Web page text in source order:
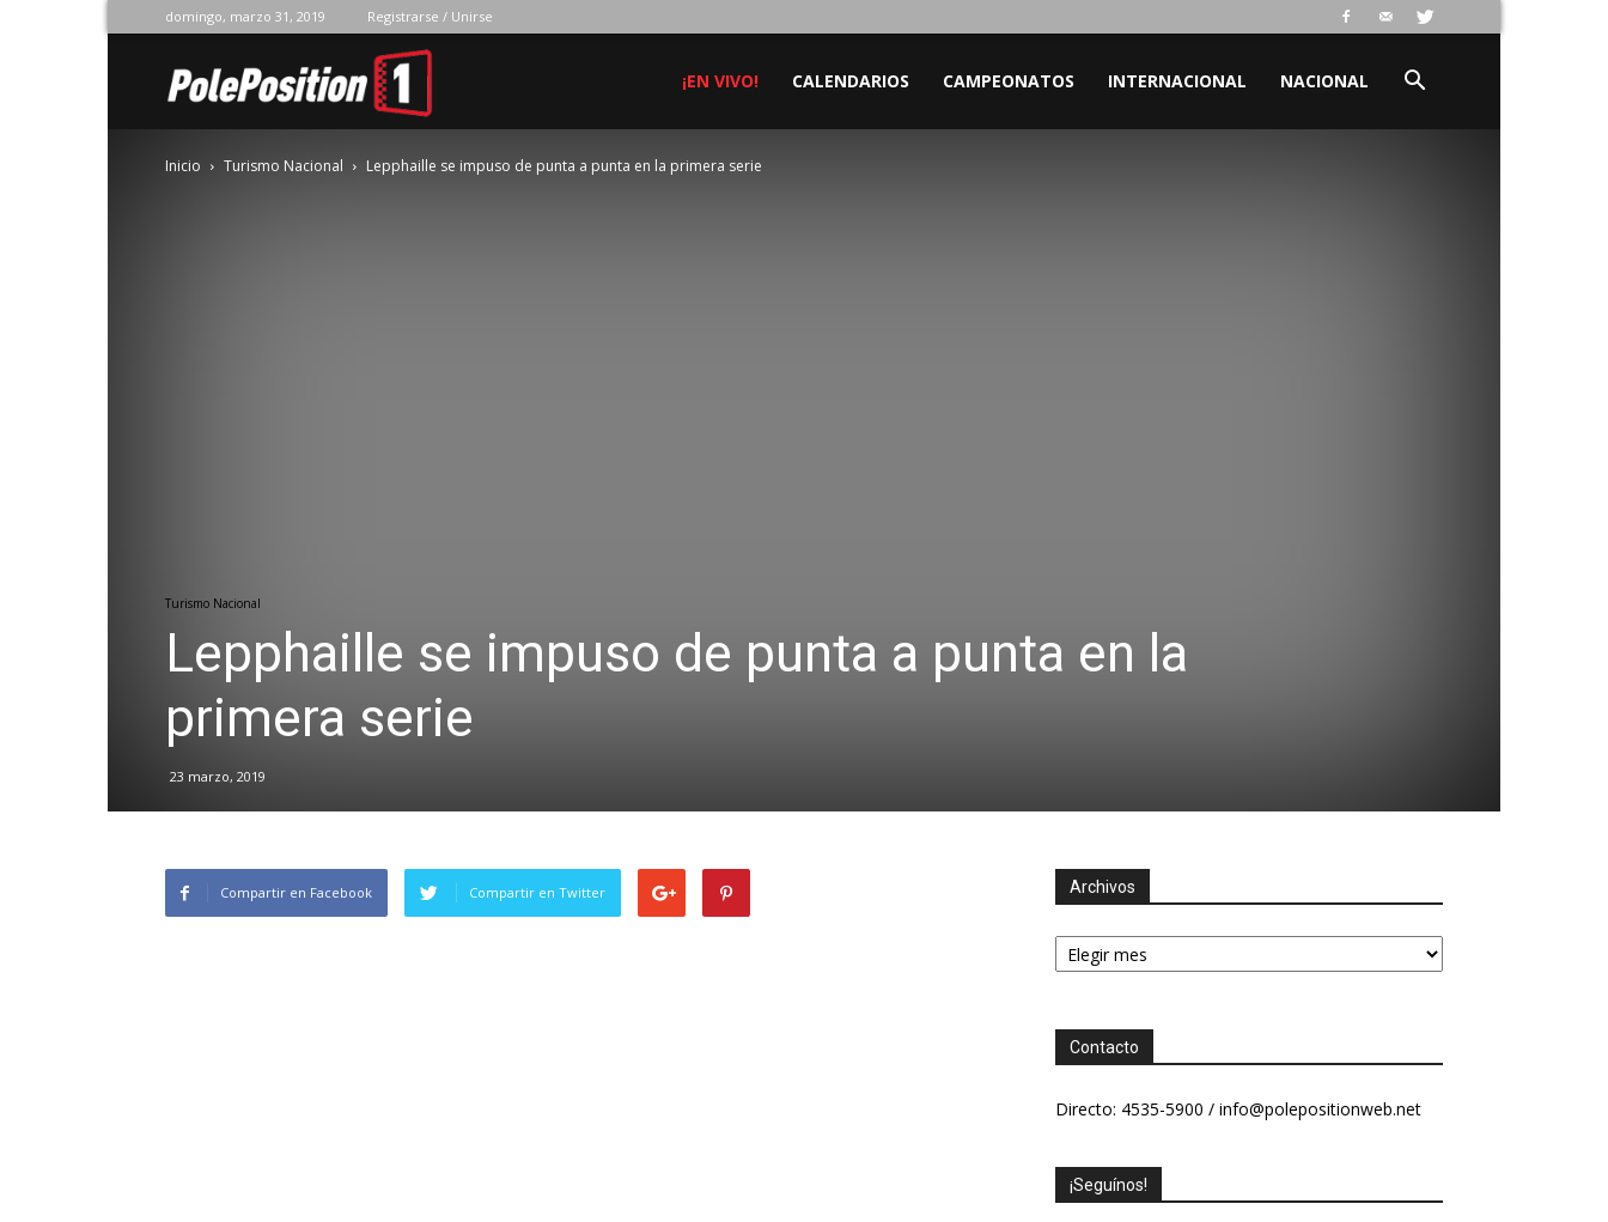
domingo, marzo 31, 2019 Registrarse / Unirse
Position
¡EN VIVO! CALENDARIOS CAMPEONATOS INTERNACIONAL NACIONAL
Inicio Turismo Nacional Lepphaille se impuso de punta a punta en la primera serie
Turismo Nacional
Lepphaille se impuso de punta a punta en la
primera serie
23 marzo, 2019
Compartir en Facebook Compartir en Twitter Archivos
Archivos
Contacto
Directo: 4535-5900 / info@polepositionweb.net
¡Seguínos!